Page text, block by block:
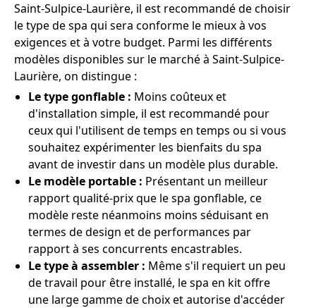
Saint-Sulpice-Laurière, il est recommandé de choisir
le type de spa qui sera conforme le mieux à vos
exigences et à votre budget. Parmi les différents
modèles disponibles sur le marché à Saint-Sulpice-
Laurière, on distingue :
Le type gonflable : Moins coûteux et
d'installation simple, il est recommandé pour
ceux qui l'utilisent de temps en temps ou si vous
souhaitez expérimenter les bienfaits du spa
avant de investir dans un modèle plus durable.
Le modèle portable : Présentant un meilleur
rapport qualité-prix que le spa gonflable, ce
modèle reste néanmoins moins séduisant en
termes de design et de performances par
rapport à ses concurrents encastrables.
Le type à assembler : Même s'il requiert un peu
de travail pour être installé, le spa en kit offre
une large gamme de choix et autorise d'accéder